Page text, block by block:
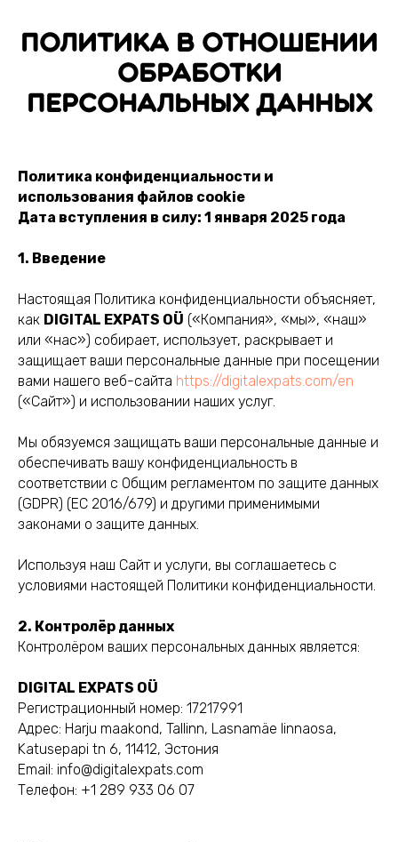
Политика в отношении
обработки
персональных данных
Политика конфиденциальности и
использования файлов cookie
Дата вступления в силу: 1 января 2025 года
1. Введение
Настоящая Политика конфиденциальности объясняет,
как DIGITAL EXPATS OÜ («Компания», «мы», «наш»
или «нас») собирает, использует, раскрывает и
защищает ваши персональные данные при посещении
вами нашего веб-сайта https://digitalexpats.com/en
(«Сайт») и использовании наших услуг.
Мы обязуемся защищать ваши персональные данные и
обеспечивать вашу конфиденциальность в
соответствии с Общим регламентом по защите данных
(GDPR) (ЕС 2016/679) и другими применимыми
законами о защите данных.
Используя наш Сайт и услуги, вы соглашаетесь с
условиями настоящей Политики конфиденциальности.
2. Контролёр данных
Контролёром ваших персональных данных является:
DIGITAL EXPATS OÜ
Регистрационный номер: 17217991
Адрес: Harju maakond, Tallinn, Lasnamäe linnaosa,
Katusepapi tn 6, 11412, Эстония
Email: info@digitalexpats.com
Телефон: +1 289 933 06 07